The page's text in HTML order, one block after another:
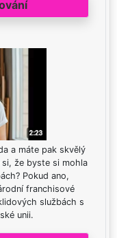
a máte pak skvělý
že byste si mohla
Pokud ano,
franchisové
službách s
unii.